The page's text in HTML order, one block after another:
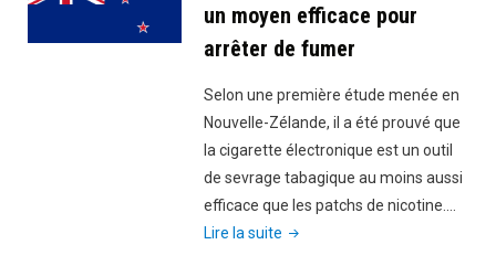
auprès
des
un moyen efficace pour
arrêter de fumer
Selon une première étude menée en
Nouvelle-Zélande, il a été prouvé que
la cigarette électronique est un outil
de sevrage tabagique au moins aussi
efficace que les patchs de nicotine.…
Lire la suite "La